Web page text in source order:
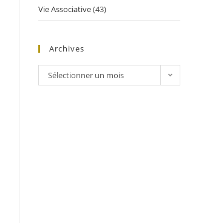
Vie Associative(43)
Archives
Sélectionner un mois